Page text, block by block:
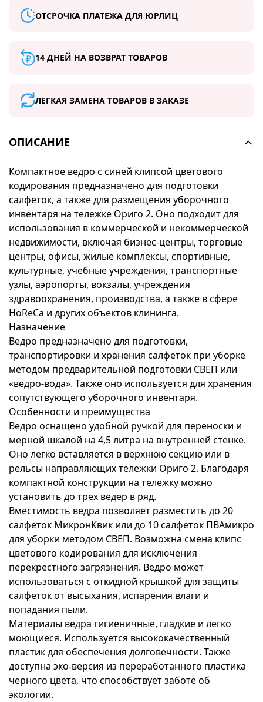
ОТСРОЧКА ПЛАТЕЖА ДЛЯ ЮРЛИЦ
14 ДНЕЙ НА ВОЗВРАТ ТОВАРОВ
ЛЕГКАЯ ЗАМЕНА ТОВАРОВ В ЗАКАЗЕ
ОПИСАНИЕ
Компактное ведро с синей клипсой цветового
кодирования предназначено для подготовки
салфеток, а также для размещения уборочного
инвентаря на тележке Ориго 2. Оно подходит для
использования в коммерческой и некоммерческой
недвижимости, включая бизнес-центры, торговые
центры, офисы, жилые комплексы, спортивные,
культурные, учебные учреждения, транспортные
узлы, аэропорты, вокзалы, учреждения
здравоохранения, производства, а также в сфере
HoReCa и других объектов клининга.
Назначение
Ведро предназначено для подготовки,
транспортировки и хранения салфеток при уборке
методом предварительной подготовки СВЕП или
«ведро-вода». Также оно используется для хранения
сопутствующего уборочного инвентаря.
Особенности и преимущества
Ведро оснащено удобной ручкой для переноски и
мерной шкалой на 4,5 литра на внутренней стенке.
Оно легко вставляется в верхнюю секцию или в
рельсы направляющих тележки Ориго 2. Благодаря
компактной конструкции на тележку можно
установить до трех ведер в ряд.
Вместимость ведра позволяет разместить до 20
салфеток МикронКвик или до 10 салфеток ПВАмикро
для уборки методом СВЕП. Возможна смена клипс
цветового кодирования для исключения
перекрестного загрязнения. Ведро может
использоваться с откидной крышкой для защиты
салфеток от высыхания, испарения влаги и
попадания пыли.
Материалы ведра гигиеничные, гладкие и легко
моющиеся. Используется высококачественный
пластик для обеспечения долговечности. Также
доступна эко-версия из переработанного пластика
черного цвета, что способствует заботе об
экологии.